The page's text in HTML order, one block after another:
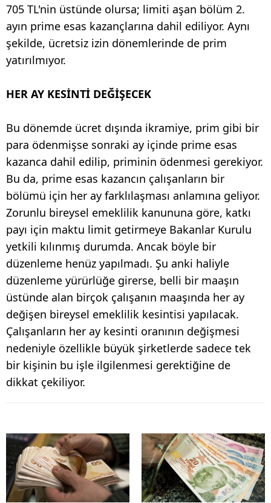
705 TL'nin üstünde olursa; limiti aşan bölüm 2.
ayın prime esas kazançlarına dahil ediliyor. Aynı
şekilde, ücretsiz izin dönemlerinde de prim
yatırılmıyor.
HER AY KESİNTİ DEĞİŞECEK
Bu dönemde ücret dışında ikramiye, prim gibi bir
para ödenmişse sonraki ay içinde prime esas
kazanca dahil edilip, priminin ödenmesi gerekiyor.
Bu da, prime esas kazancın çalışanların bir
bölümü için her ay farklılaşması anlamına geliyor.
Zorunlu bireysel emeklilik kanununa göre, katkı
payı için maktu limit getirmeye Bakanlar Kurulu
yetkili kılınmış durumda. Ancak böyle bir
düzenleme henüz yapılmadı. Şu anki haliyle
düzenleme yürürlüğe girerse, belli bir maaşın
üstünde alan birçok çalışanın maaşında her ay
değişen bireysel emeklilik kesintisi yapılacak.
Çalışanların her ay kesinti oranının değişmesi
nedeniyle özellikle büyük şirketlerde sadece tek
bir kişinin bu işle ilgilenmesi gerektiğine de
dikkat çekiliyor.